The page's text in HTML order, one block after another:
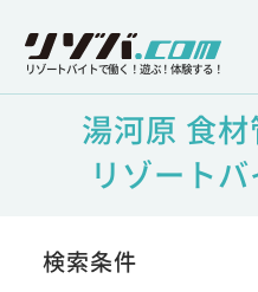
リゾートバイトで働く！遊ぶ！体験する！
湯河原 食
リゾート
検索条件